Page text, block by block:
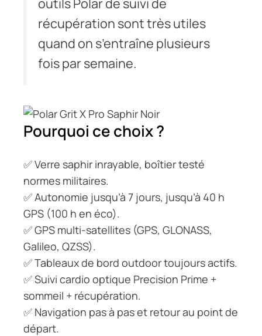
récupération sont très utiles
quand on s’entraîne plusieurs
fois par semaine.
Pourquoi ce choix ?
✅ Verre saphir inrayable, boîtier testé
normes militaires.
✅ Autonomie jusqu’à 7 jours, jusqu’à 40 h
GPS (100 h en éco).
✅ GPS multi-satellites (GPS, GLONASS,
Galileo, QZSS).
✅ Tableaux de bord outdoor toujours actifs.
✅ Suivi cardio optique Precision Prime +
sommeil + récupération.
✅ Navigation pas à pas et retour au point de
départ.